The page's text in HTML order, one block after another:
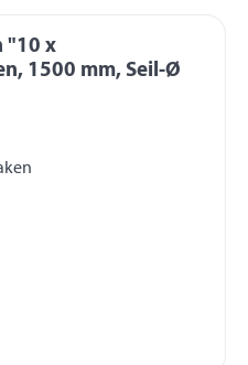
"10 x
1500 mm, Seil-Ø